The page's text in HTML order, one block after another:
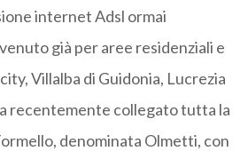
internet Adsl ormai
già per aree residenziali e
Villalba di Guidonia, Lucrezia
recentemente collegato tutta la
denominata Olmetti, con